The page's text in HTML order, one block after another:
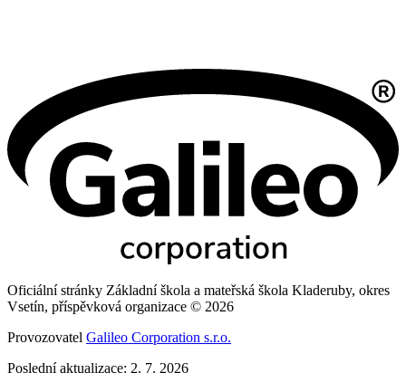
Oficiální stránky Základní škola a mateřská škola Kladeruby, okres
Vsetín, příspěvková organizace © 2026
Provozovatel Galileo Corporation s.r.o.
Poslední aktualizace: 2. 7. 2026